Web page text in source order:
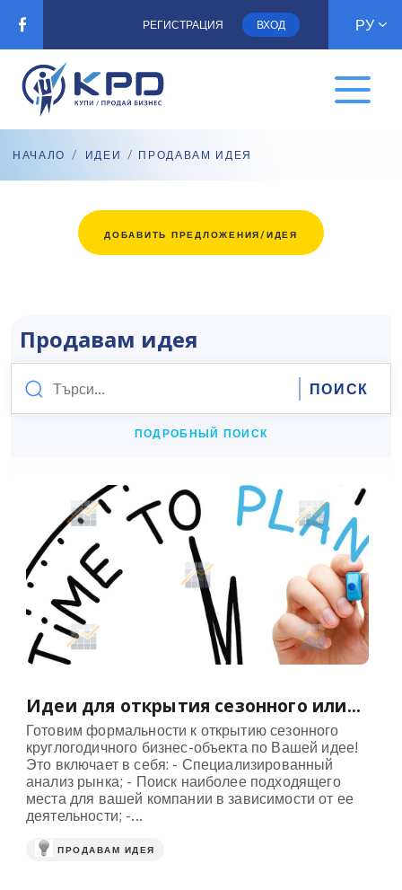
РЕГИСТРАЦИЯ ВХОД РУ
НАЧАЛО / ИДЕИ / ПРОДАВАМ ИДЕЯ
ДОБАВИТЬ ПРЕДЛОЖЕНИЯ/ИДЕЯ
Продавам идея
ПОДРОБНЫЙ ПОИСК
Идеи для открытия сезонного или...
Готовим формальности к открытию сезонного
круглогодичного бизнес-объекта по Вашей идее!
Это включает в себя: - Специализированный
анализ рынка; - Поиск наиболее подходящего
места для вашей компании в зависимости от ее
деятельности; -...
ПРОДАВАМ ИДЕЯ